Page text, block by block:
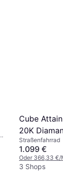
Cube
20K
Shift
Straßenfahrrad
1.099 €
Oder 366,33 €/
3 Shops